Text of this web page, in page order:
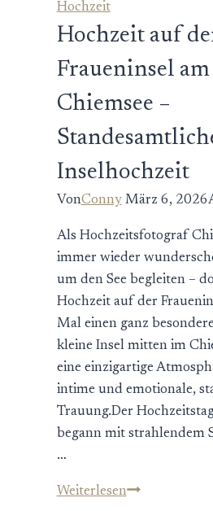
Hochzeit
Hochzeit auf
Fraueninsel
Chiemsee –
Inselhochzeit
VonConny März 6, 2026
Als Hochzeitsfotograf
immer wieder
um den See begleiten –
Hochzeit auf der
Mal einen ganz
kleine Insel mitten im
eine einzigartige
intime und emotionale,
Trauung.Der
begann mit strahlendem
…
WeiterlesenHochzeit